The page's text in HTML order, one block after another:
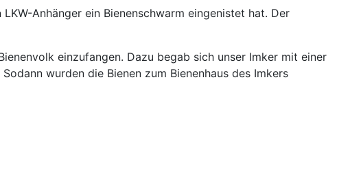
Anhänger ein Bienenschwarm eingenistet hat. Der
einzufangen. Dazu begab sich unser Imker mit einer
wurden die Bienen zum Bienenhaus des Imkers